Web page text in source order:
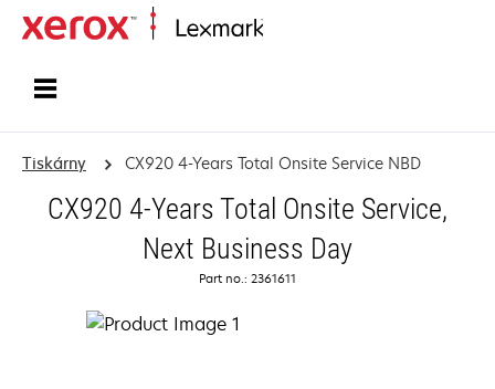
Tiskárny CX920 4-Years Total Onsite Service NBD
CX920 4-Years Total Onsite Service,
Next Business Day
Part no.: 2361611